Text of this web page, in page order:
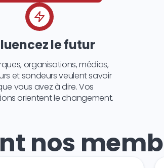
le futur
organisations, médias,
et sondeurs veulent savoir
vous avez à dire. Vos
orientent le changement.
nos